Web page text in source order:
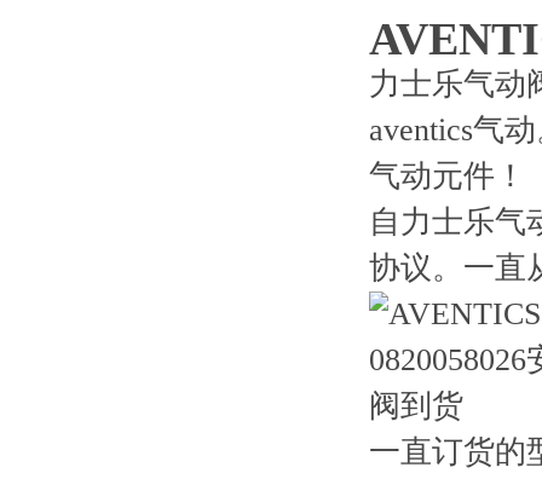
力士乐气动
aventics气
气动元件！
自力士乐气
协议。一直
一直订货的